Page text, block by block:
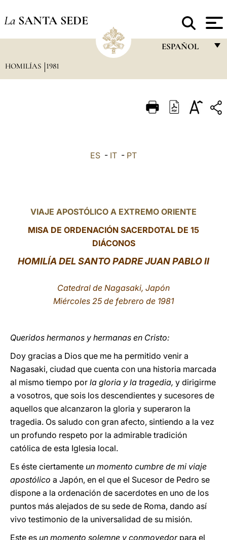
La SANTA SEDE
ESPAÑOL
ITALIANO
中文
HOMILÍAS 1981
ES - IT - PT
VIAJE APOSTÓLICO A EXTREMO ORIENTE
MISA DE ORDENACIÓN SACERDOTAL DE 15
DIÁCONOS
HOMILÍA DEL SANTO PADRE JUAN PABLO II
Catedral de Nagasaki, Japón
Miércoles 25 de febrero de 1981
Queridos hermanos y hermanas en Cristo:
Doy gracias a Dios que me ha permitido venir a
Nagasaki, ciudad que cuenta con una historia marcada
al mismo tiempo por la gloria y la tragedia, y dirigirme
a vosotros, que sois los descendientes y sucesores de
aquellos que alcanzaron la gloria y superaron la
tragedia. Os saludo con gran afecto, sintiendo a la vez
un profundo respeto por la admirable tradición
católica de esta Iglesia local.
Es éste ciertamente un momento cumbre de mi viaje
apostólico a Japón, en el que el Sucesor de Pedro se
dispone a la ordenación de sacerdotes en uno de los
puntos más alejados de su sede de Roma, dando así
vivo testimonio de la universalidad de su misión.
Este es un momento solemne y conmovedorpara el